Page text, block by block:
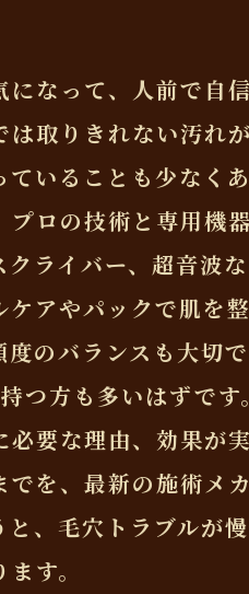
なって、人前で自
取りきれない汚れ
いることも少なくあ
ロの技術と専用機
ライバー、超音波
アやパックで肌を
のバランスも大切
つ方も多いはずです。
要な理由、効果が
を、最新の施術メ
、毛穴トラブルが
す。